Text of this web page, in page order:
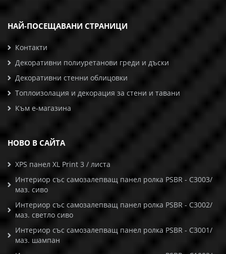
НАЙ-ПОСЕЩАВАНИ СТРАНИЦИ
Контакти
Декоративни полиуретанови греди и дъски
Декоративни стенни облицовки
Топлоизолация и декорация за стени и тавани
Към е-магазина
НОВО В САЙТА
XPS панел XL Print 3 / листа
Интериор със самозалепващ панел ролка PSBR - C3003/
маз. сиво
Интериор със самозалепващ панел ролка PSBR - C3002/
маз. светло сиво
Интериор със самозалепващ панел ролка PSBR - C3001/
маз. шампан